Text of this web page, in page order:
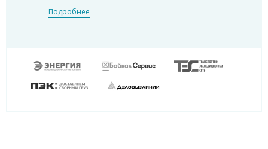
Подробнее